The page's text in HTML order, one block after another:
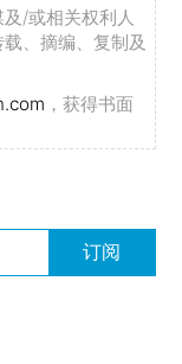
/或相关权利人
、摘编、复制及
，获得书面
订阅